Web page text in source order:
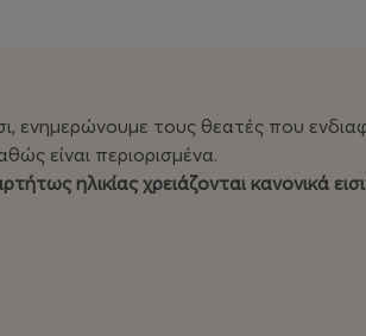
τους θεατές που
είναι περιορισμένα.
ηλικίας χρειάζονται κανονικά